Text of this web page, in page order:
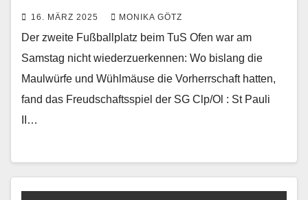
16. MÄRZ 2025 MONIKA GÖTZ
Der zweite Fußballplatz beim TuS Ofen war am
Samstag nicht wiederzuerkennen: Wo bislang die
Maulwürfe und Wühlmäuse die Vorherrschaft hatten,
fand das Freudschaftsspiel der SG Clp/Ol : St Pauli
II…